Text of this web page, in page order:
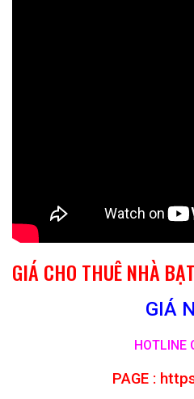
GIÁ CHO THUÊ NHÀ BẠT
GIÁ
HOTLINE
PAGE :